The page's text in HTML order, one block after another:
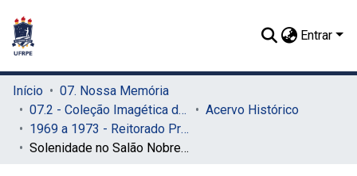
Entrar
Início
07. Nossa Memória
07.2 - Coleção Imagética do SIB
Acervo Histórico
1969 a 1973 - Reitorado Prof. Adierson Erasmo de Azevedo
Solenidade no Salão Nobre da UFRPE